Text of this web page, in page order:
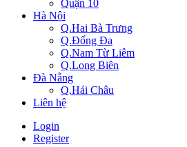
Quận 10
Hà Nội
Q.Hai Bà Trưng
Q.Đống Đa
Q.Nam Từ Liêm
Q.Long Biên
Đà Nẵng
Q.Hải Châu
Liên hệ
Login
Register